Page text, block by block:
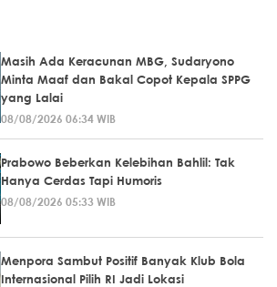
Masih Ada Keracunan MBG, Sudaryono
Minta Maaf dan Bakal Copot Kepala SPPG
yang Lalai
08/08/2026 06:34 WIB
Prabowo Beberkan Kelebihan Bahlil: Tak
Hanya Cerdas Tapi Humoris
08/08/2026 05:33 WIB
Menpora Sambut Positif Banyak Klub Bola
Internasional Pilih RI Jadi Lokasi